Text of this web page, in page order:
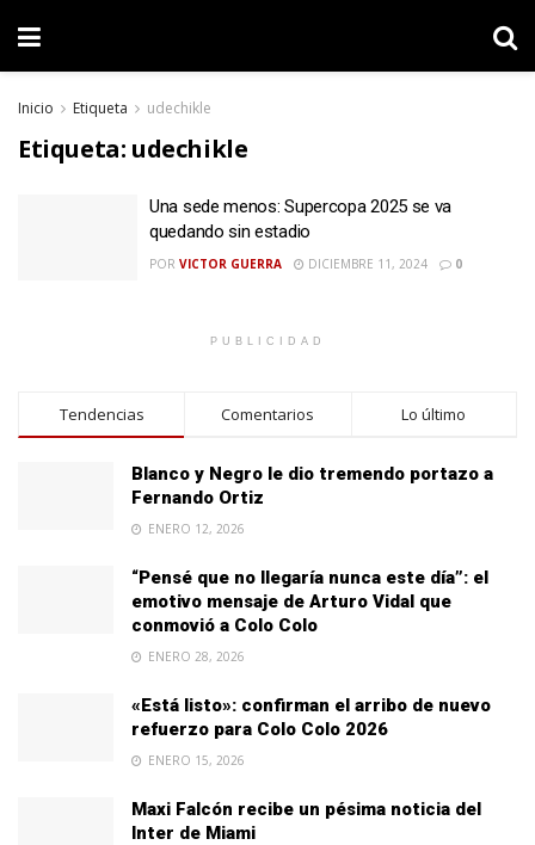
Inicio Etiqueta udechikle
Etiqueta: udechikle
Una sede menos: Supercopa 2025 se va
quedando sin estadio
POR VICTOR GUERRA DICIEMBRE 11, 2024 0
PUBLICIDAD
Tendencias Comentarios Lo último
Blanco y Negro le dio tremendo portazo a
Fernando Ortiz
ENERO 12, 2026
“Pensé que no llegaría nunca este día”: el
emotivo mensaje de Arturo Vidal que
conmovió a Colo Colo
ENERO 28, 2026
«Está listo»: confirman el arribo de nuevo
refuerzo para Colo Colo 2026
ENERO 15, 2026
Maxi Falcón recibe un pésima noticia del
Inter de Miami